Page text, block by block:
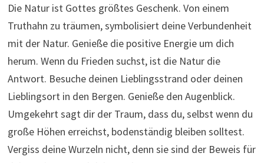
Die Natur ist Gottes größtes Geschenk. Von einem
Truthahn zu träumen, symbolisiert deine Verbundenheit
mit der Natur. Genieße die positive Energie um dich
herum. Wenn du Frieden suchst, ist die Natur die
Antwort. Besuche deinen Lieblingsstrand oder deinen
Lieblingsort in den Bergen. Genieße den Augenblick.
Umgekehrt sagt dir der Traum, dass du, selbst wenn du
große Höhen erreichst, bodenständig bleiben solltest.
Vergiss deine Wurzeln nicht, denn sie sind der Beweis für